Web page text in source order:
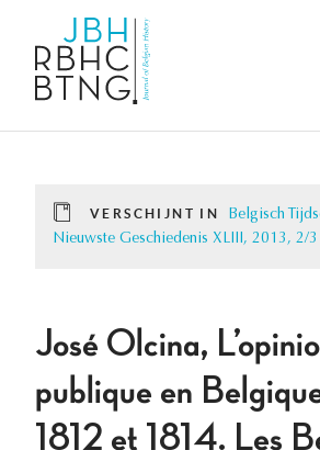
VERSCHIJNT IN
Belgisch
Nieuwste Geschiedenis XLIII, 2013, 2/3
José Olcina,
publique en
1812 et 1814. Les